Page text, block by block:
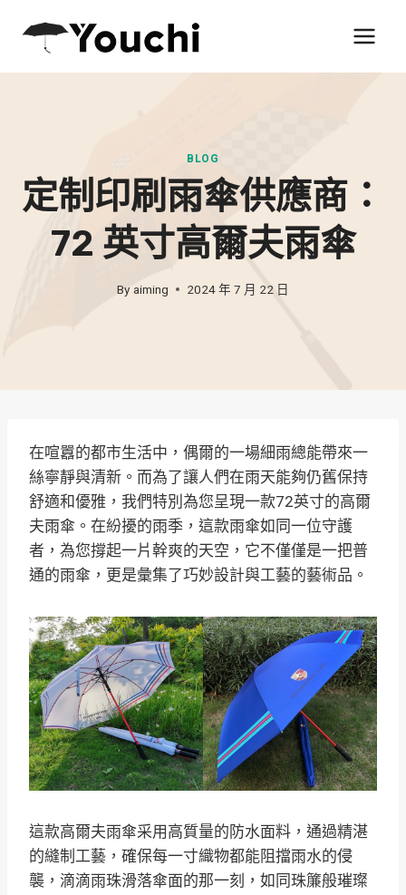
BLOG
定制印刷雨傘供應商：
72 英寸高爾夫雨傘
By aiming 2024 年 7 月 22 日
在喧囂的都市生活中，偶爾的一場細雨總能帶來一
絲寧靜與清新。而為了讓人們在雨天能夠仍舊保持
舒適和優雅，我們特別為您呈現一款72英寸的高爾
夫雨傘。在紛擾的雨季，這款雨傘如同一位守護
者，為您撐起一片幹爽的天空，它不僅僅是一把普
通的雨傘，更是彙集了巧妙設計與工藝的藝術品。
這款高爾夫雨傘采用高質量的防水面料，通過精湛
的縫制工藝，確保每一寸織物都能阻擋雨水的侵
襲，滴滴雨珠滑落傘面的那一刻，如同珠簾般璀璨